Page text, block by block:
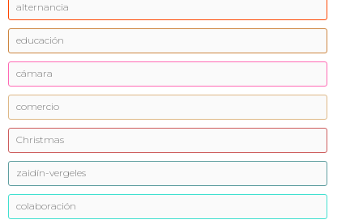
alternancia
educación
cámara
comercio
Christmas
zaidín-vergeles
colaboración